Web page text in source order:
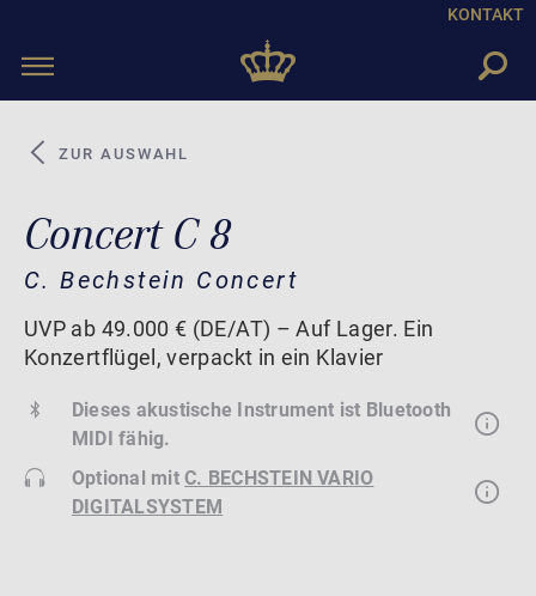
KONTAKT
Toggle
ZUR AUSWAHL
Concert C 8
C. Bechstein Concert
UVP ab 49.000 € (DE/AT) – Auf Lager. Ein
Konzertflügel, verpackt in ein Klavier
Dieses akustische Instrument ist Bluetooth
MIDI fähig.
Optional mitC. BECHSTEIN VARIO
DIGITALSYSTEM